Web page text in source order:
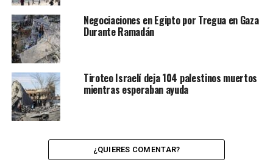
Negociaciones en Egipto por Tregua en Gaza
Durante Ramadán
Tiroteo Israelí deja 104 palestinos muertos
mientras esperaban ayuda
¿QUIERES COMENTAR?